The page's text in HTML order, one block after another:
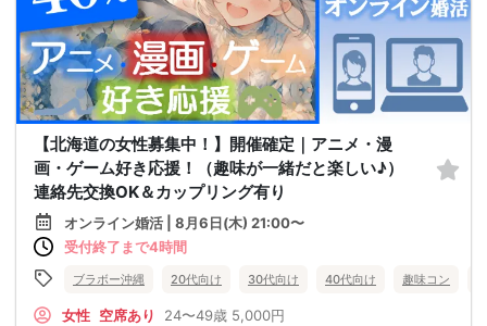
【北海道の女性募集中！】開催確定｜アニメ・漫
画・ゲーム好き応援！（趣味が一緒だと楽しい♪）
連絡先交換OK＆カップリング有り
オンライン婚活 | 8月6日(木) 21:00〜
受付終了まで4時間
ブラボー沖縄 20代向け 30代向け 40代向け 趣味コン
女性 空席あり 24〜49歳 5,000円